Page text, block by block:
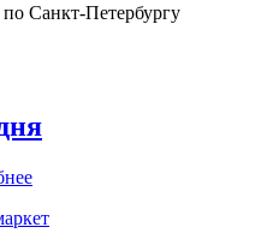
по Санкт-Петербургу